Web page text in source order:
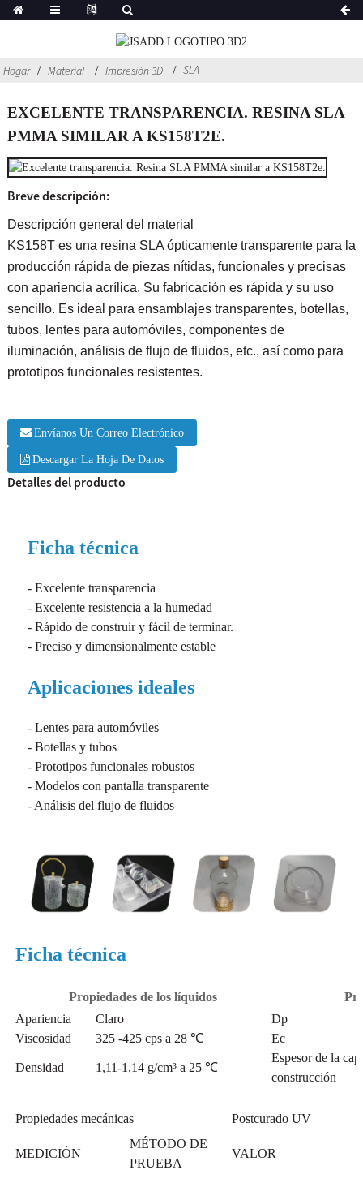
Hogar Material Impresión 3D SLA
EXCELENTE TRANSPARENCIA. RESINA SLA
PMMA SIMILAR A KS158T2E.
Breve descripción:
Descripción general del material
KS158T es una resina SLA ópticamente transparente para la
producción rápida de piezas nítidas, funcionales y precisas
con apariencia acrílica. Su fabricación es rápida y su uso
sencillo. Es ideal para ensamblajes transparentes, botellas,
tubos, lentes para automóviles, componentes de
iluminación, análisis de flujo de fluidos, etc., así como para
prototipos funcionales resistentes.
Envíanos Un Correo Electrónico
Descargar La Hoja De Datos
Detalles del producto
Ficha técnica
- Excelente transparencia
- Excelente resistencia a la humedad
- Rápido de construir y fácil de terminar.
- Preciso y dimensionalmente estable
Aplicaciones ideales
- Lentes para automóviles
- Botellas y tubos
- Prototipos funcionales robustos
- Modelos con pantalla transparente
- Análisis del flujo de fluidos
Ficha técnica
Propiedades de los líquidos
Apariencia
Claro
Dp
Viscosidad
325 -425 cps a 28 ℃ Ec
Densidad 1,11-1,14 g/cm³ a ​​25 ℃
Espesor de la
construcción
Propiedades mecánicas Postcurado UV
MEDICIÓN
MÉTODO DE
PRUEBA
VALOR